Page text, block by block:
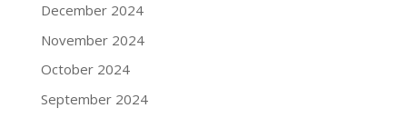
December 2024
November 2024
October 2024
September 2024